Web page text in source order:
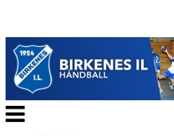
Veksle
navigasjon